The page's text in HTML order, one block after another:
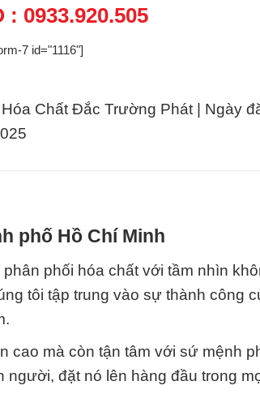
: 0933.920.505
7 id="1116"]
Chất Đắc Trường Phát | Ngày
phố Hồ Chí Minh
phối hóa chất với tầm nhìn
tôi tập trung vào sự thành công
cao mà còn tận tâm với sứ mệnh
đặt nó lên hàng đầu trong